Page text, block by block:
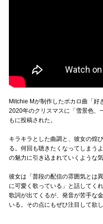
Mitchie Mが制作したボカロ曲「好
2020年のクリスマスに「雪景色、
もに投稿された。
キラキラとした曲調と、彼女の煌
る。何回も聴きたくなってしまう
の魅力に引き込まれていくような
彼女は「普段の配信の雰囲気とは
に可愛く歌っている」と話してく
歌詞が出てくるが、発音が苦手な
いる。その点にもぜひ注目して欲し